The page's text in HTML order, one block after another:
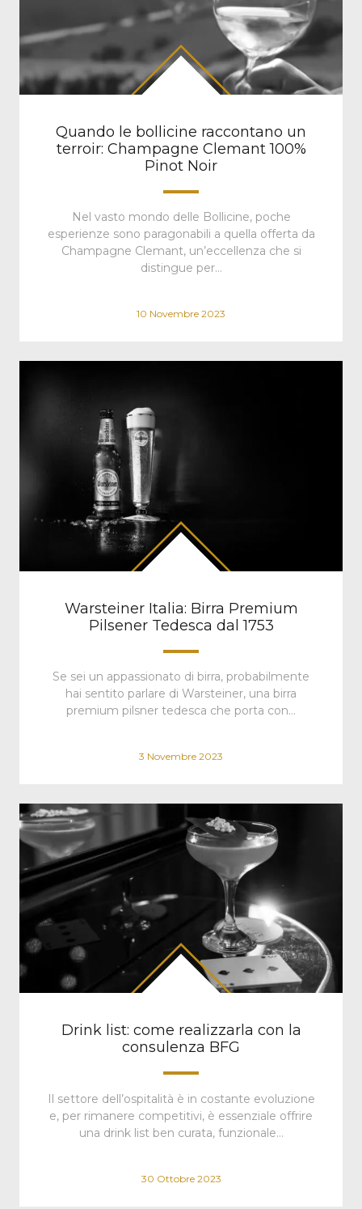
Quando le bollicine raccontano un
terroir: Champagne Clemant 100%
Pinot Noir
Nel vasto mondo delle Bollicine, poche
esperienze sono paragonabili a quella offerta da
Champagne Clemant, un’eccellenza che si
distingue per…
10 Novembre 2023
Warsteiner Italia: Birra Premium
Pilsener Tedesca dal 1753
Se sei un appassionato di birra, probabilmente
hai sentito parlare di Warsteiner, una birra
premium pilsner tedesca che porta con…
3 Novembre 2023
Drink list: come realizzarla con la
consulenza BFG
Il settore dell’ospitalità è in costante evoluzione
e, per rimanere competitivi, è essenziale offrire
una drink list ben curata, funzionale…
30 Ottobre 2023